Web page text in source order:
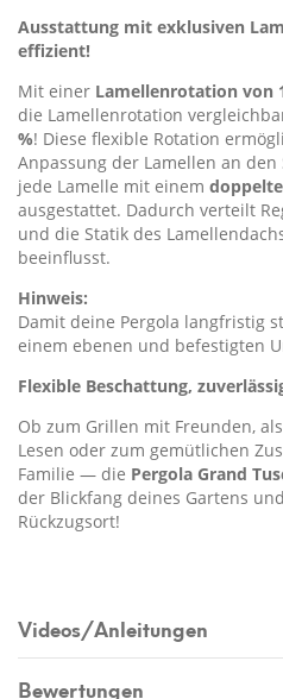
Ausstattung mit exklusiven
effizient!
Mit einer Lamellenrotation von
die Lamellenrotation
%! Diese flexible Rotation
Anpassung der Lamellen an
jede Lamelle mit einem
ausgestattet. Dadurch verteilt
und die Statik des
beeinflusst.
Hinweis:
Damit deine Pergola langfristig
einem ebenen und befestigten
Flexible Beschattung,
Ob zum Grillen mit Freunden,
Lesen oder zum gemütlichen
Familie — die Pergola Grand
der Blickfang deines Gartens
Rückzugsort!
Videos/Anleitungen
Bewertungen